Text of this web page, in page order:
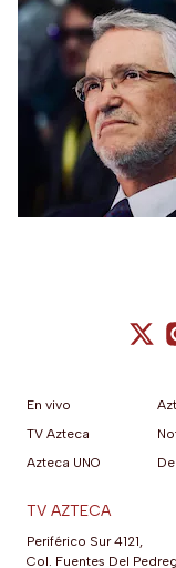
En vivo
TV Azteca
Azteca UNO
TV AZTECA
Periférico Sur 4121,
Col. Fuentes Del